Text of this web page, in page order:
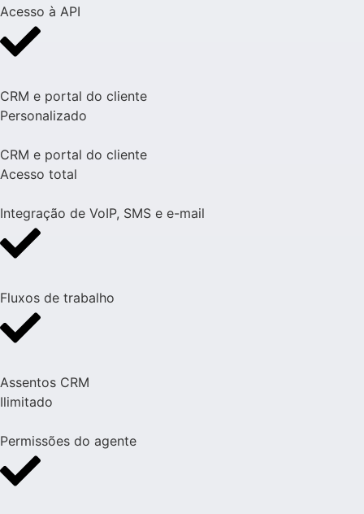
Acesso à API
CRM e portal do cliente
Personalizado
CRM e portal do cliente
Acesso total
Integração de VoIP, SMS e e-mail
Fluxos de trabalho
Assentos CRM
Ilimitado
Permissões do agente